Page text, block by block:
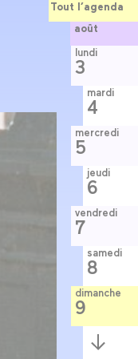
Tout l’agenda
août
lundi
3
mardi
4
mercredi
5
jeudi
6
vendredi
7
samedi
8
dimanche
9
Semaine
suivante